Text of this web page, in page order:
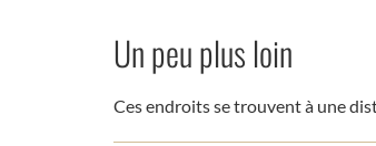
Un peu plus loin
Ces endroits se trouvent à une